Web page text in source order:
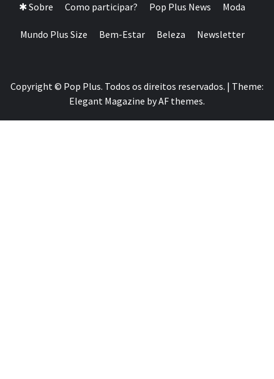
✱ Sobre Como participar? Pop Plus News Moda
Mundo Plus Size Bem-Estar Beleza Newsletter
Copyright © Pop Plus. Todos os direitos reservados. | Theme:
Elegant Magazine byAF themes.